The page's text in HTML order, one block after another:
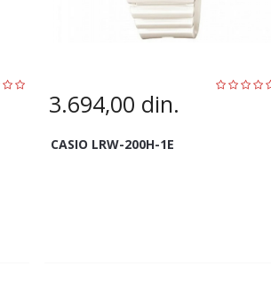
3.694,00 din.
CASIO LRW-200H-1E